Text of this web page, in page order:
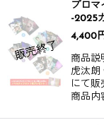
ブロ
-2025
4,400
商品説
虎汰朗
にて販
商品内